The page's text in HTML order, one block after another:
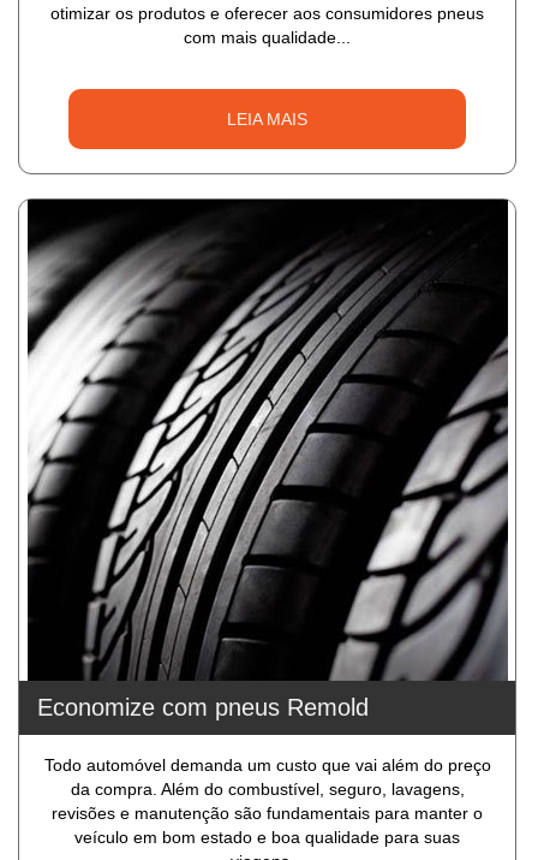
otimizar os produtos e oferecer aos consumidores pneus
com mais qualidade...
LEIA MAIS
Economize com pneus Remold
Todo automóvel demanda um custo que vai além do preço
da compra. Além do combustível, seguro, lavagens,
revisões e manutenção são fundamentais para manter o
veículo em bom estado e boa qualidade para suas